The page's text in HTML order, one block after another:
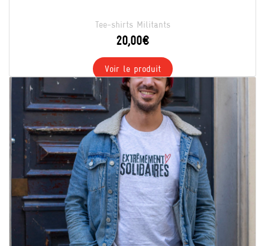
Tee-shirts Militants
20,00€
Voir le produit